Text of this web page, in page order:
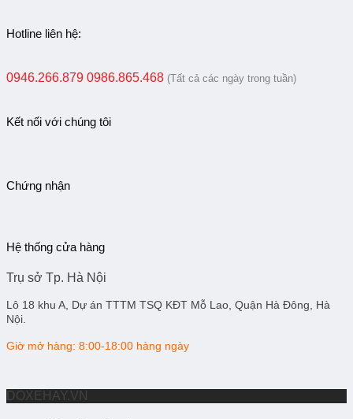
Hotline liên hệ:
0946.266.879 0986.865.468 (Tất cả các ngày trong tuần)
Kết nối với chúng tôi
Chứng nhận
Hệ thống cửa hàng
Trụ sở Tp. Hà Nội
Lô 18 khu A, Dự án TTTM TSQ KĐT Mỗ Lao, Quận Hà Đông, Hà
Nội.
Giờ mở hàng: 8:00-18:00 hàng ngày
DOXEHAY.VN